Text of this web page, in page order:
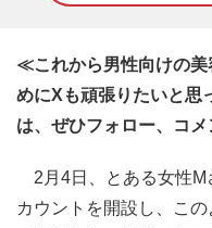
≪これから男性向けの美
めにXも頑張りたいと思
は、ぜひフォロー、コ
2月4日、とある女性M
カウントを開設し、こ